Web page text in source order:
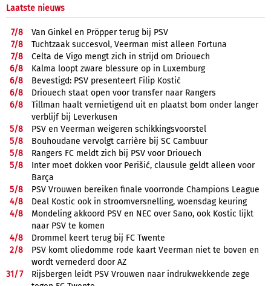
Laatste nieuws
7/8
Van Ginkel en Pröpper terug bij PSV
7/8
Tuchtzaak succesvol, Veerman mist alleen Fortuna
7/8
Celta de Vigo mengt zich in strijd om Driouech
6/8
Kalma loopt zware blessure op in Luxemburg
6/8
Bevestigd: PSV presenteert Filip Kostić
6/8
Driouech staat open voor transfer naar Rangers
6/8
Tillman haalt vernietigend uit en plaatst bom onder langer
verblijf bij Leverkusen
5/8
PSV en Veerman weigeren schikkingsvoorstel
5/8
Bouhoudane vervolgt carrière bij SC Cambuur
5/8
Rangers FC meldt zich bij PSV voor Driouech
5/8
Inter moet dokken voor Perišić, clausule geldt alleen voor
Barça
5/8
PSV Vrouwen bereiken finale voorronde Champions League
4/8
Deal Kostic ook in stroomversnelling, woensdag keuring
4/8
Mondeling akkoord PSV en NEC over Sano, ook Kostic lijkt
naar PSV te komen
4/8
Drommel keert terug bij FC Twente
2/8
PSV komt oliedomme rode kaart Veerman niet te boven en
wordt vernederd door AZ
31/7
Rijsbergen leidt PSV Vrouwen naar indrukwekkende zege